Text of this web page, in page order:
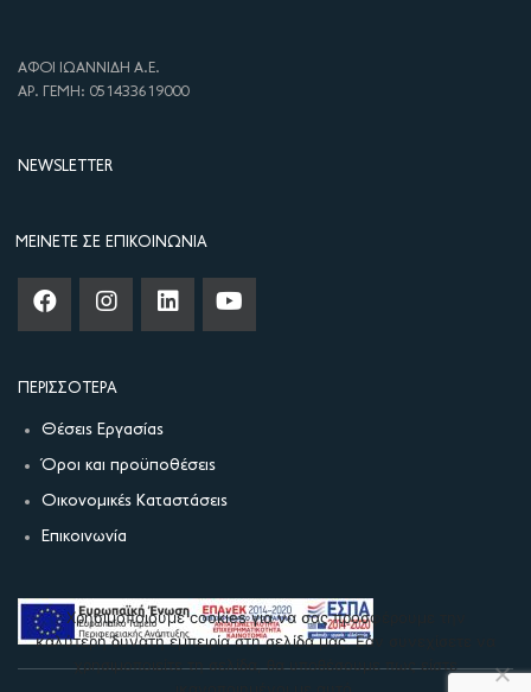
ΑΦΟΙ ΙΩΑΝΝΙΔΗ Α.Ε.
ΑΡ. ΓΕΜΗ: 051433619000
NEWSLETTER
ΜΕΊΝΕΤΕ ΣΕ ΕΠΙΚΟΙΝΩΝΊΑ
ΠΕΡΙΣΣΌΤΕΡΑ
Θέσεις Εργασίας
Όροι και προϋποθέσεις
Οικονομικές Καταστάσεις
Επικοινωνία
Χρησιμοποιούμε cookies για να σας προσφέρουμε την
καλύτερη δυνατή εμπειρία στη σελίδα μας. Εάν συνεχίσετε να
χρησιμοποιείτε τη σελίδα, θα υποθέσουμε πως είστε